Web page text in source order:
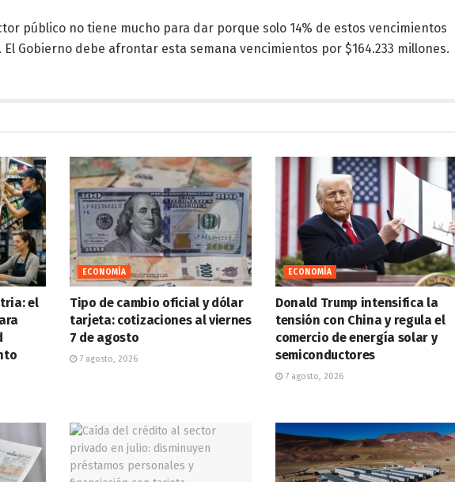
público no tiene mucho para dar porque solo 14% de estos vencimientos
El Gobierno debe afrontar esta semana vencimientos por $164.233 millones.
el
ECONOMÍA
Tipo de cambio oficial y dólar
tarjeta: cotizaciones al viernes
7 de agosto
7 agosto, 2026
ECONOMÍA
Donald Trump intensifica la
tensión con China y regula el
comercio de energía solar y
semiconductores
7 agosto, 2026